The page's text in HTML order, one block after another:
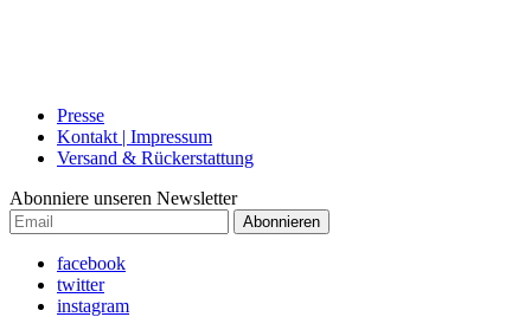
Presse
Kontakt | Impressum
Versand & Rückerstattung
Abonniere unseren Newsletter
Abonnieren
facebook
twitter
instagram